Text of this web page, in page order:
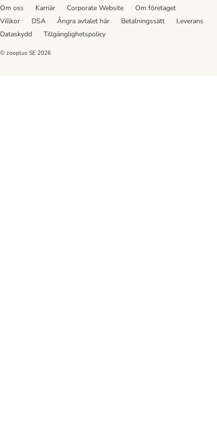
Om oss Karriär Corporate Website
Om företaget
Villkor
DSA Ångra avtalet här Betalningssätt
Leverans
Dataskydd
Tillgänglighetspolicy
© zooplus SE 2026